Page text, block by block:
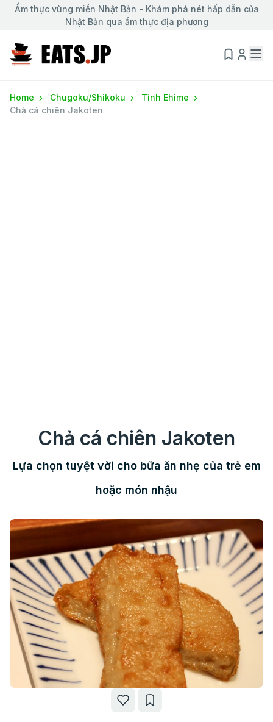
Ẩm thực vùng miền Nhật Bản - Khám phá nét hấp dẫn của
Nhật Bản qua ẩm thực địa phương
Home Chugoku/Shikoku
Tỉnh Ehime
Chả cá chiên Jakoten
Chả cá chiên Jakoten
Lựa chọn tuyệt vời cho bữa ăn nhẹ của trẻ em
hoặc món nhậu